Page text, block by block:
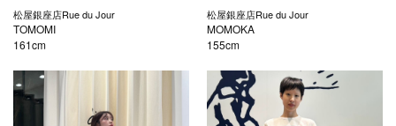
松屋銀座店Rue du Jour
TOMOMI
161cm
松屋銀座店Rue du Jour
MOMOKA
155cm